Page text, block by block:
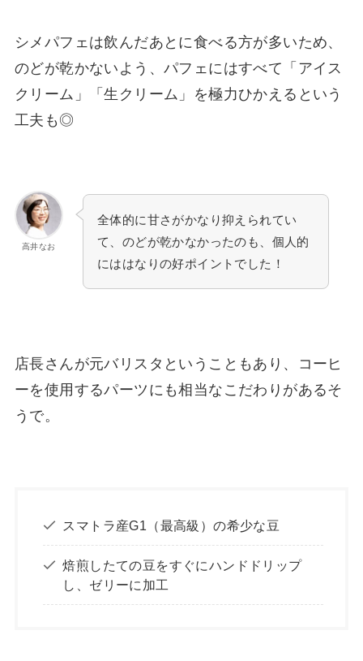
シメパフェは飲んだあとに食べる方が多いため、
のどが乾かないよう、パフェにはすべて「アイス
クリーム」「生クリーム」を極力ひかえるという
工夫も◎
高井なお
全体的に甘さがかなり抑えられてい
て、のどが乾かなかったのも、個人的
にははなりの好ポイントでした！
店長さんが元バリスタということもあり、コーヒ
ーを使用するパーツにも相当なこだわりがあるそ
うで。
スマトラ産G1（最高級）の希少な豆
焙煎したての豆をすぐにハンドドリップ
し、ゼリーに加工